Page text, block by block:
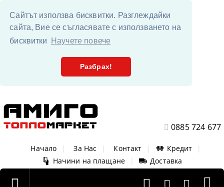
Сайтът използва бисквитки. Разглеждайки
сайта, Вие се съгласявате с използването на
бисквитки
Научете повече
Разбрах!
0885 724 677
Начало За Нас Контакт Кредит
Начини на плащане
Доставка